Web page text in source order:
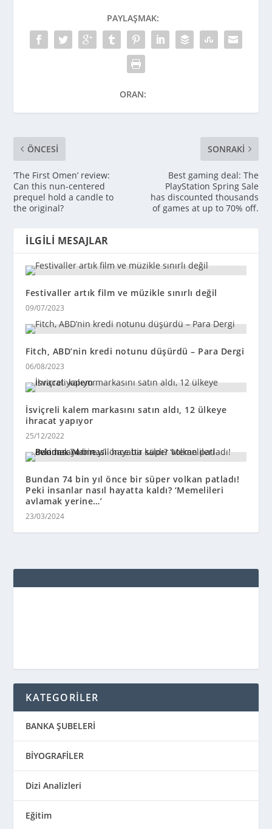
PAYLAŞMAK:
ORAN:
ÖNCESI
‘The First Omen’ review:
Can this nun-centered
prequel hold a candle to
the original?
SONRAKI
Best gaming deal: The
PlayStation Spring Sale
has discounted thousands
of games at up to 70% off.
İLGILI MESAJLAR
Festivaller artık film ve müzikle sınırlı değil
09/07/2023
Fitch, ABD’nin kredi notunu düşürdü – Para Dergi
06/08/2023
İsviçreli kalem markasını satın aldı, 12 ülkeye
ihracat yapıyor
25/12/2022
Bundan 74 bin yıl önce bir süper volkan patladı!
Peki insanlar nasıl hayatta kaldı? ‘Memelileri
avlamak yerine…’
23/03/2024
KATEGORİLER
BANKA ŞUBELERİ
BİYOGRAFİLER
Dizi Analizleri
Eğitim